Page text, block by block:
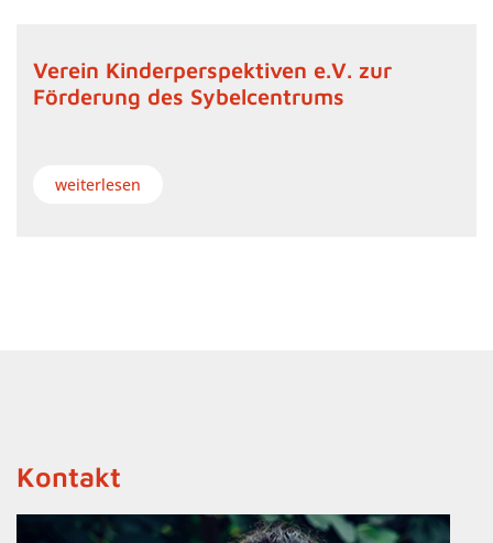
Verein Kinderperspektiven e.V. zur
Förderung des Sybelcentrums
weiterlesen
Kontakt